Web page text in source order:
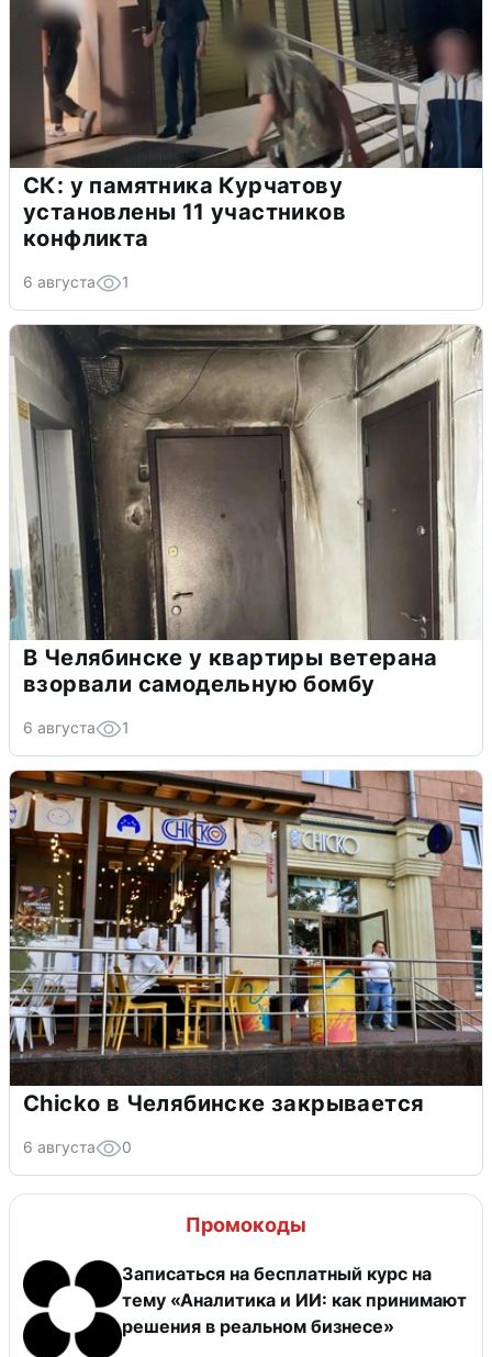
СК: у памятника Курчатову
установлены 11 участников
конфликта
6 августа 1
В Челябинске у квартиры ветерана
взорвали самодельную бомбу
6 августа 1
Chicko в Челябинске закрывается
6 августа 0
Промокоды
Записаться на бесплатный курс на
тему «Аналитика и ИИ: как принимают
решения в реальном бизнесе»